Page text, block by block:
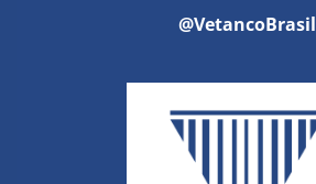
@VetancoBrasil